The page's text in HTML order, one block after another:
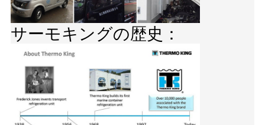
サーモキングの歴史：